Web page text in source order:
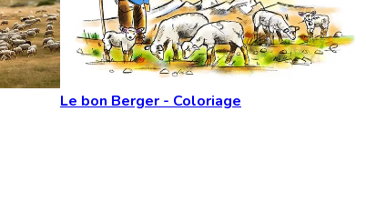
Le bon Berger - Coloriage